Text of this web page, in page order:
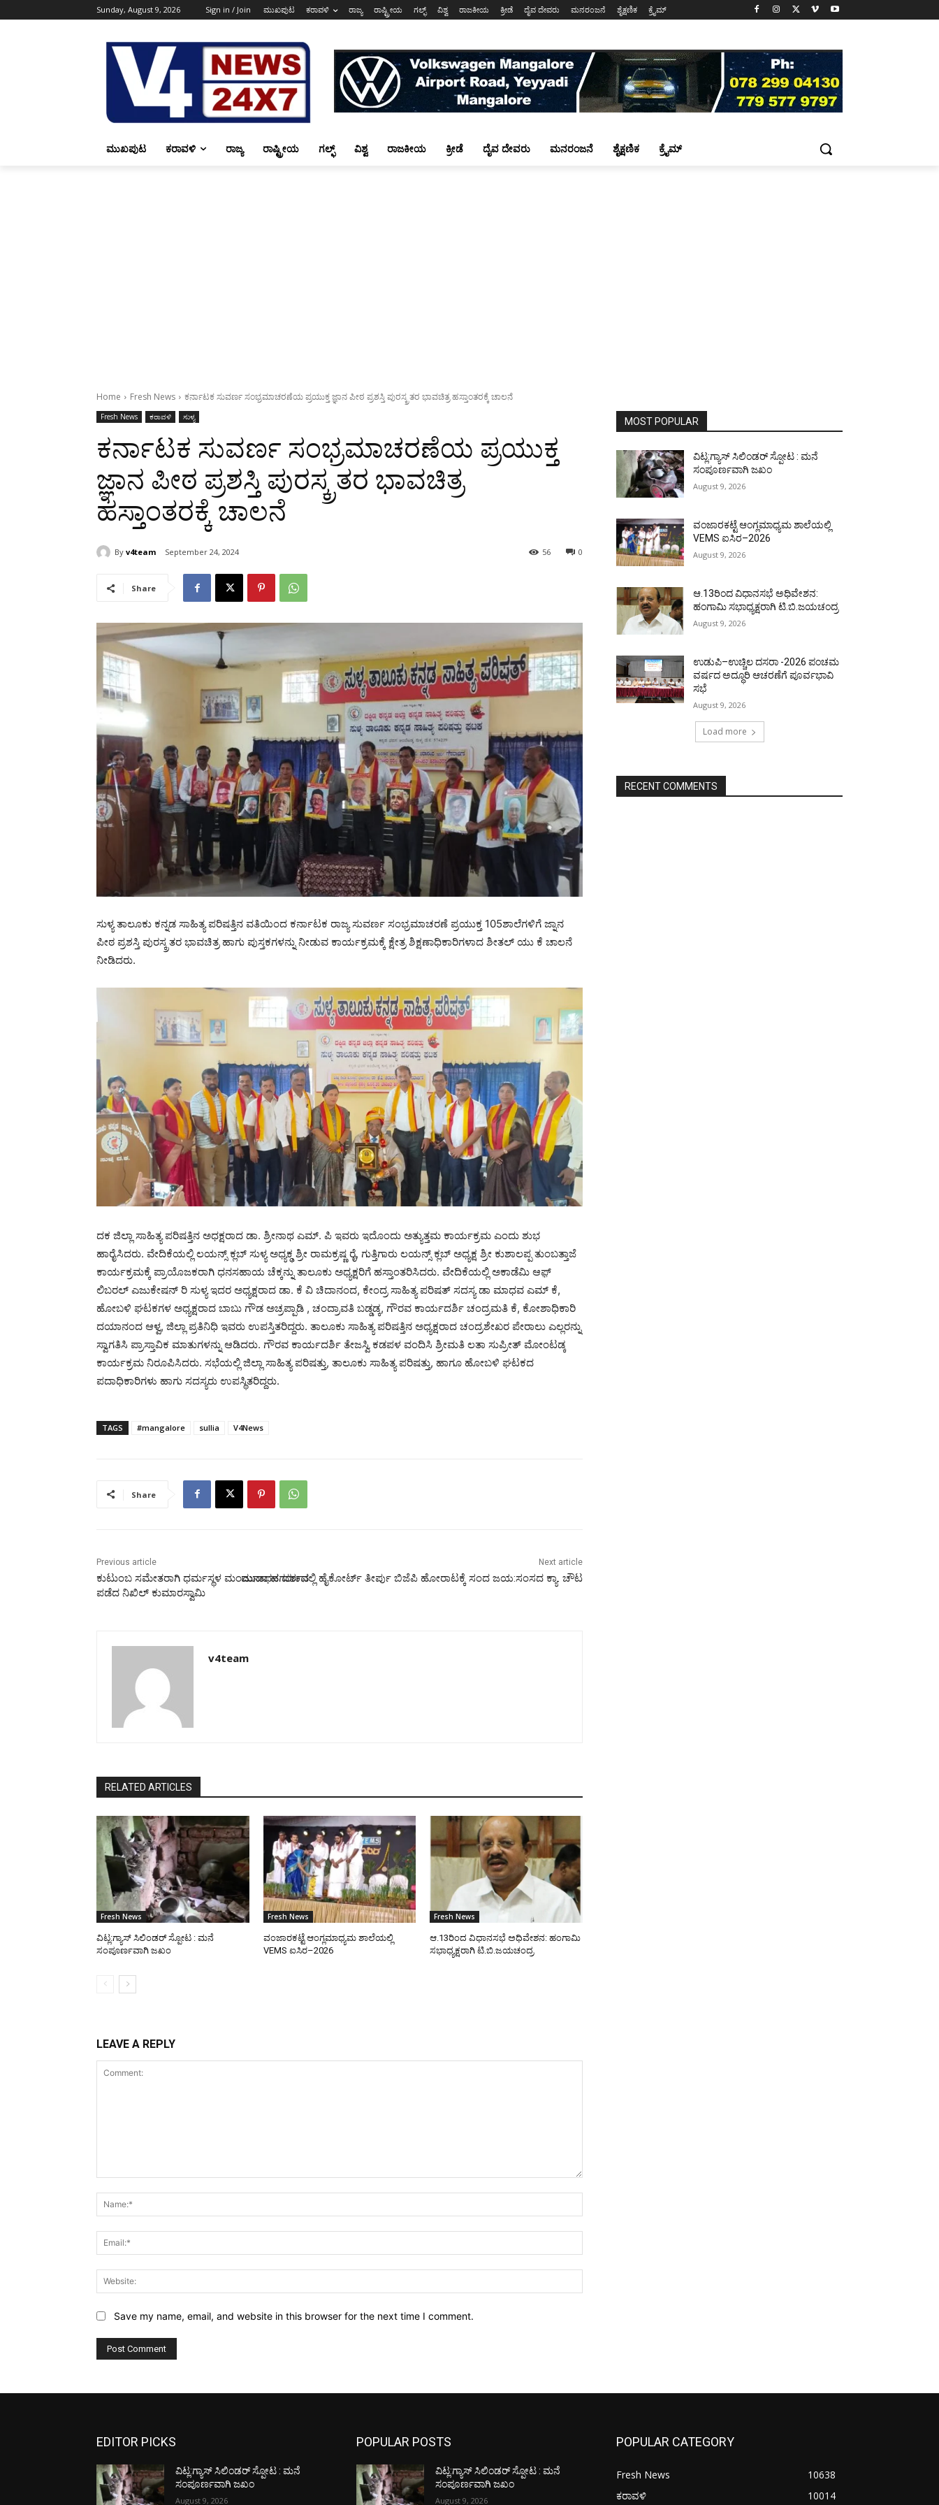
Sunday, August 9, 2026 Sign in / Join ಮುಖಪುಟ ಕರಾವಳಿ ರಾಜ್ಯ ರಾಷ್ಟ್ರೀಯ ಗಲ್ಫ್ ವಿಶ್ವ ರಾಜಕೀಯ ಕ್ರೀಡೆ ದೈವ ದೇವರು ಮನರಂಜನೆ ಶೈಕ್ಷಣಿಕ ಕ್ರೈಮ್
ಮುಖಪುಟ ಕರಾವಳಿ ರಾಜ್ಯ ರಾಷ್ಟ್ರೀಯ ಗಲ್ಫ್ ವಿಶ್ವ ರಾಜಕೀಯ ಕ್ರೀಡೆ ದೈವ ದೇವರು ಮನರಂಜನೆ ಶೈಕ್ಷಣಿಕ ಕ್ರೈಮ್
Home Fresh News ಕರ್ನಾಟಕ ಸುವರ್ಣ ಸಂಭ್ರಮಾಚರಣೆಯ ಪ್ರಯುಕ್ತ ಜ್ಞಾನ ಪೀಠ ಪ್ರಶಸ್ತಿ ಪುರಸ್ಕ್ರತರ ಭಾವಚಿತ್ರ ಹಸ್ತಾಂತರಕ್ಕೆ ಚಾಲನೆ
Fresh News ಕರಾವಳಿ ಸುಳ್ಯ
ಕರ್ನಾಟಕ ಸುವರ್ಣ ಸಂಭ್ರಮಾಚರಣೆಯ ಪ್ರಯುಕ್ತ
ಜ್ಞಾನ ಪೀಠ ಪ್ರಶಸ್ತಿ ಪುರಸ್ಕ್ರತರ ಭಾವಚಿತ್ರ
ಹಸ್ತಾಂತರಕ್ಕೆ ಚಾಲನೆ
By v4team September 24, 2024 0
56
Share
ಸುಳ್ಯ ತಾಲೂಕು ಕನ್ನಡ ಸಾಹಿತ್ಯ ಪರಿಷತ್ತಿನ ವತಿಯಿಂದ ಕರ್ನಾಟಕ ರಾಜ್ಯ ಸುವರ್ಣ ಸಂಭ್ರಮಾಚರಣೆ ಪ್ರಯುಕ್ತ 105ಶಾಲೆಗಳಿಗೆ ಜ್ನಾನ
ಪೀಠ ಪ್ರಶಸ್ತಿ ಪುರಸ್ಕ್ರತರ ಭಾವಚಿತ್ರ ಹಾಗು ಪುಸ್ತಕಗಳನ್ನು ನೀಡುವ ಕಾರ್ಯಕ್ರಮಕ್ಕೆ ಕ್ಷೇತ್ರ ಶಿಕ್ಷಣಾಧಿಕಾರಿಗಳಾದ ಶೀತಲ್ ಯು ಕೆ ಚಾಲನೆ
ನೀಡಿದರು.
ದಕ ಜಿಲ್ಲಾ ಸಾಹಿತ್ಯ ಪರಿಷತ್ತಿನ ಅಧಕ್ಷರಾದ ಡಾ. ಶ್ರೀನಾಥ ಎಮ್. ಪಿ ಇವರು ಇದೊಂದು ಅತ್ಯುತ್ತಮ ಕಾರ್ಯಕ್ರಮ ಎಂದು ಶುಭ
ಹಾರೈಸಿದರು. ವೇದಿಕೆಯಲ್ಲಿ ಲಯನ್ಸ್ ಕ್ಲಬ್ ಸುಳ್ಯ ಅಧ್ಯಕ್ಢ ಶ್ರೀ ರಾಮಕ್ರಷ್ಣ ರೈ, ಗುತ್ತಿಗಾರು ಲಯನ್ಸ್ ಕ್ಲಬ್ ಅಧ್ಯಕ್ಷ ಶ್ರೀ ಕುಶಾಲಪ್ಪ ತುಂಬತ್ತಾಜೆ
ಕಾರ್ಯಕ್ರಮಕ್ಕೆ ಪ್ರಾಯೊಜಕರಾಗಿ ಧನಸಹಾಯ ಚೆಕ್ಕನ್ನು ತಾಲೂಕು ಅಧ್ಯಕ್ಷರಿಗೆ ಹಸ್ತಾಂತರಿಸಿದರು. ವೇದಿಕೆಯಲ್ಲಿ ಅಕಾಡೆಮಿ ಆಫ಼್
ಲಿಬರಲ್ ಎಜುಕೇಷನ್ ರಿ ಸುಳ್ಯ ಇದರ ಅಧ್ಯಕ್ಷರಾದ ಡಾ. ಕೆ ವಿ ಚಿದಾನಂದ, ಕೇಂದ್ರ ಸಾಹಿತ್ಯ ಪರಿಷತ್ ಸದಸ್ಯ ಡಾ ಮಾಧವ ಎಮ್ ಕೆ,
ಹೋಬಳಿ ಘಟಕಗಳ ಅಧ್ಯಕ್ಷರಾದ ಬಾಬು ಗೌಡ ಅಚ್ರಪ್ಪಾಡಿ , ಚಂದ್ರಾವತಿ ಬಡ್ಡಡ್ಕ, ಗೌರವ ಕಾರ್ಯದರ್ಶಿ ಚಂದ್ರಮತಿ ಕೆ, ಕೋಶಾಧಿಕಾರಿ
ದಯಾನಂದ ಆಳ್ವ, ಜಿಲ್ಲಾ ಪ್ರತಿನಿಧಿ ಇವರು ಉಪಸ್ತಿತರಿದ್ದರು. ತಾಲೂಕು ಸಾಹಿತ್ಯ ಪರಿಷತ್ತಿನ ಅಧ್ಯಕ್ಷರಾದ ಚಂದ್ರಶೇಖರ ಪೇರಾಲು ಎಲ್ಲರನ್ನು
ಸ್ವಾಗತಿಸಿ ಪ್ರಾಸ್ತಾವಿಕ ಮಾತುಗಳನ್ನು ಆಡಿದರು. ಗೌರವ ಕಾರ್ಯದರ್ಶಿ ತೇಜಸ್ವಿ ಕಡಪಳ ವಂದಿಸಿ ಶ್ರೀಮತಿ ಲತಾ ಸುಪ್ರೀತ್ ಮೋಂಟಡ್ಕ
ಕಾರ್ಯಕ್ರಮ ನಿರೂಪಿಸಿದರು. ಸಭೆಯಲ್ಲಿ ಜಿಲ್ಲಾ ಸಾಹಿತ್ಯ ಪರಿಷತ್ತು, ತಾಲೂಕು ಸಾಹಿತ್ಯ ಪರಿಷತ್ತು, ಹಾಗೂ ಹೋಬಳಿ ಘಟಕದ
ಪದಾಧಿಕಾರಿಗಳು ಹಾಗು ಸದಸ್ಯರು ಉಪಸ್ಥಿತರಿದ್ದರು.
TAGS #mangalore sullia V4News
Share
Previous article
ಕುಟುಂಬ ಸಮೇತರಾಗಿ ಧರ್ಮಸ್ಥಳ ಮಂಜುನಾಥನ ದರ್ಶನ
ಪಡೆದ ನಿಖಿಲ್ ಕುಮಾರಸ್ವಾಮಿ
Next article
ಮುಡಾ ಹಗರಣದಲ್ಲಿ ಹೈಕೋರ್ಟ್‌ ತೀರ್ಪು ಬಿಜೆಪಿ ಹೋರಾಟಕ್ಕೆ ಸಂದ ಜಯ:ಸಂಸದ ಕ್ಯಾ. ಚೌಟ
v4team
RELATED ARTICLES
Fresh News
ವಿಟ್ಲ:ಗ್ಯಾಸ್ ಸಿಲಿಂಡರ್ ಸ್ಪೋಟ : ಮನೆ
ಸಂಪೂರ್ಣವಾಗಿ ಜಖಂ
Fresh News
ವಂಜಾರಕಟ್ಟೆ ಆಂಗ್ಲಮಾಧ್ಯಮ ಶಾಲೆಯಲ್ಲಿ
VEMS ಐಸಿರ–2026
Fresh News
ಆ.13ರಿಂದ ವಿಧಾನಸಭೆ ಅಧಿವೇಶನ: ಹಂಗಾಮಿ
ಸಭಾಧ್ಯಕ್ಷರಾಗಿ ಟಿ.ಬಿ.ಜಯಚಂದ್ರ
LEAVE A REPLY
Save my name, email, and website in this browser for the next time I comment.
MOST POPULAR
ವಿಟ್ಲ:ಗ್ಯಾಸ್ ಸಿಲಿಂಡರ್ ಸ್ಪೋಟ : ಮನೆ
ಸಂಪೂರ್ಣವಾಗಿ ಜಖಂ
August 9, 2026
ವಂಜಾರಕಟ್ಟೆ ಆಂಗ್ಲಮಾಧ್ಯಮ ಶಾಲೆಯಲ್ಲಿ
VEMS ಐಸಿರ–2026
August 9, 2026
ಆ.13ರಿಂದ ವಿಧಾನಸಭೆ ಅಧಿವೇಶನ:
ಹಂಗಾಮಿ ಸಭಾಧ್ಯಕ್ಷರಾಗಿ ಟಿ.ಬಿ.ಜಯಚಂದ್ರ
August 9, 2026
ಉಡುಪಿ–ಉಚ್ಚಿಲ ದಸರಾ -2026 ಪಂಚಮ
ವರ್ಷದ ಅದ್ಧೂರಿ ಆಚರಣೆಗೆ ಪೂರ್ವಭಾವಿ
ಸಭೆ
August 9, 2026
Load more
RECENT COMMENTS
EDITOR PICKS
ವಿಟ್ಲ:ಗ್ಯಾಸ್ ಸಿಲಿಂಡರ್ ಸ್ಪೋಟ : ಮನೆ
ಸಂಪೂರ್ಣವಾಗಿ ಜಖಂ
August 9, 2026
POPULAR POSTS
ವಿಟ್ಲ:ಗ್ಯಾಸ್ ಸಿಲಿಂಡರ್ ಸ್ಪೋಟ : ಮನೆ
ಸಂಪೂರ್ಣವಾಗಿ ಜಖಂ
August 9, 2026
POPULAR CATEGORY
Fresh News
10638
ಕರಾವಳಿ
10014